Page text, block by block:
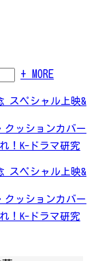
+ MORE
スペシャル上映&
クッションカバー
！K-ドラマ研究
スペシャル上映&
クッションカバー
！K-ドラマ研究